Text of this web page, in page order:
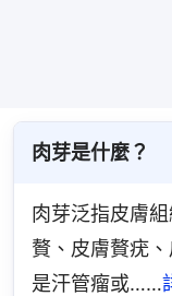
肉芽是什麼？
肉芽泛指皮膚
贅、皮膚贅疣
是汗管瘤或……